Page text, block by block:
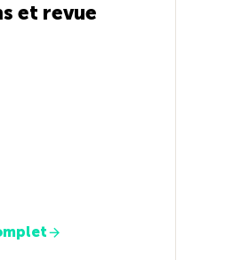
et revue